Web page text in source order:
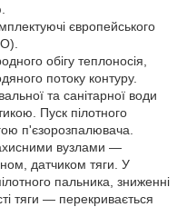
європейського
обігу теплоносія,
потоку контуру.
та санітарної води
Пуск пілотного
п'єзорозпалювача.
вузлами —
датчиком тяги. У
пальника, зниженні
тяги — перекривається